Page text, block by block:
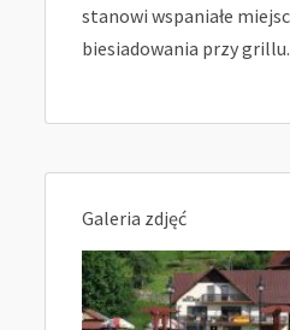
stanowi wspaniałe
biesiadowania przy grillu.
Galeria zdjęć